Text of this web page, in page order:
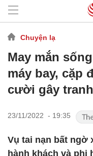
Chuyện lạ
May mắn
máy bay, cặp
cười gây
23/11/2022 - 19:35
Vụ tai nạn bất ngờ
hành khách và phi